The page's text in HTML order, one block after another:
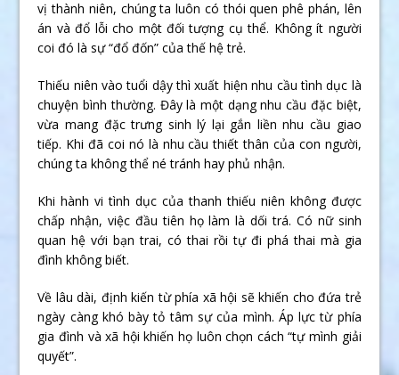
vị thành niên, chúng ta luôn có thói quen phê phán, lên
án và đổ lỗi cho một đối tượng cụ thể. Không ít người
coi đó là sự “đổ đốn” của thế hệ trẻ.
Thiếu niên vào tuổi dậy thì xuất hiện nhu cầu tình dục là
chuyện bình thường. Đây là một dạng nhu cầu đặc biệt,
vừa mang đặc trưng sinh lý lại gắn liền nhu cầu giao
tiếp. Khi đã coi nó là nhu cầu thiết thân của con người,
chúng ta không thể né tránh hay phủ nhận.
Khi hành vi tình dục của thanh thiếu niên không được
chấp nhận, việc đầu tiên họ làm là dối trá. Có nữ sinh
quan hệ với bạn trai, có thai rồi tự đi phá thai mà gia
đình không biết.
Về lâu dài, định kiến từ phía xã hội sẽ khiến cho đứa trẻ
ngày càng khó bày tỏ tâm sự của mình. Áp lực từ phía
gia đình và xã hội khiến họ luôn chọn cách “tự mình giải
quyết”.